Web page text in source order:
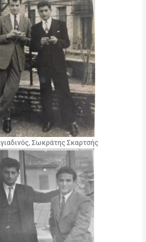
Σωκράτης Σκαρτσής